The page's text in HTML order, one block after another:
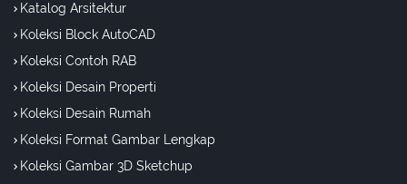
Katalog Arsitektur
Koleksi Block AutoCAD
Koleksi Contoh RAB
Koleksi Desain Properti
Koleksi Desain Rumah
Koleksi Format Gambar Lengkap
Koleksi Gambar 3D Sketchup